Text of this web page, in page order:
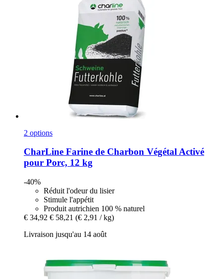
2 options
CharLine Farine de Charbon Végétal Activé
pour Porc, 12 kg
-40%
Réduit l'odeur du lisier
Stimule l'appétit
Produit autrichien 100 % naturel
€ 34,92 € 58,21 (€ 2,91 / kg)
Livraison jusqu'au 14 août